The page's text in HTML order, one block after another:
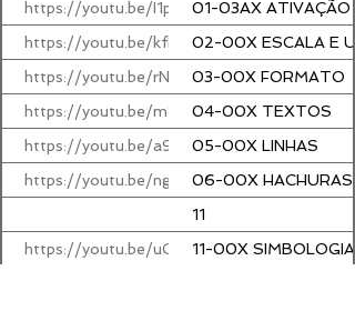
https://youtu.be/I1pliqjlgb401-03AX ATIVAÇÃO
https://youtu.be/kfI6dcbz7n002-00X ESCALA E
https://youtu.be/rNcGgu9MVps03-00X FORMATO
https://youtu.be/m8mOfzNerfM
04-00X TEXTOS
https://youtu.be/a93Dwmc3xTg
05-00X LINHAS
https://youtu.be/nglr85AclAs06-00X HACHURAS
11
https://youtu.be/uCTG5uArFQk11-00X SIMBOLOGIA